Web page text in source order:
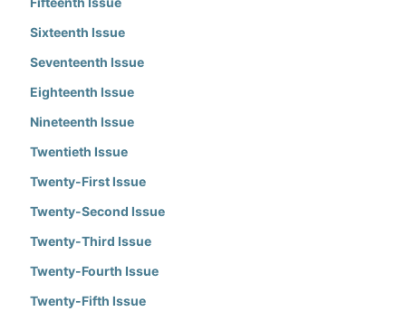
Sixteenth Issue
Seventeenth Issue
Eighteenth Issue
Nineteenth Issue
Twentieth Issue
Twenty-First Issue
Twenty-Second Issue
Twenty-Third Issue
Twenty-Fourth Issue
Twenty-Fifth Issue